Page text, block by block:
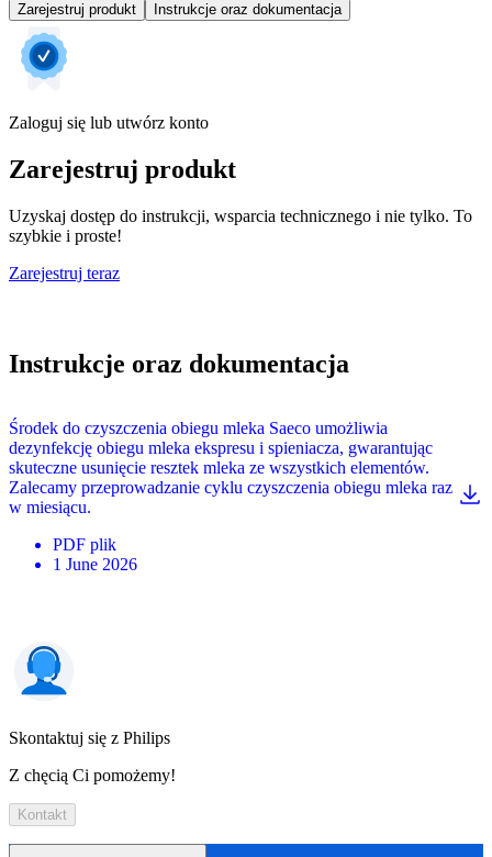
Zarejestruj produkt Instrukcje oraz dokumentacja
Zaloguj się lub utwórz konto
Zarejestruj produkt
Uzyskaj dostęp do instrukcji, wsparcia technicznego i nie tylko. To
szybkie i proste!
Zarejestruj teraz
Instrukcje oraz dokumentacja
Środek do czyszczenia obiegu mleka Saeco umożliwia
dezynfekcję obiegu mleka ekspresu i spieniacza, gwarantując
skuteczne usunięcie resztek mleka ze wszystkich elementów.
Zalecamy przeprowadzanie cyklu czyszczenia obiegu mleka raz
w miesiącu.
PDF plik
1 June 2026
Skontaktuj się z Philips
Z chęcią Ci pomożemy!
Kontakt